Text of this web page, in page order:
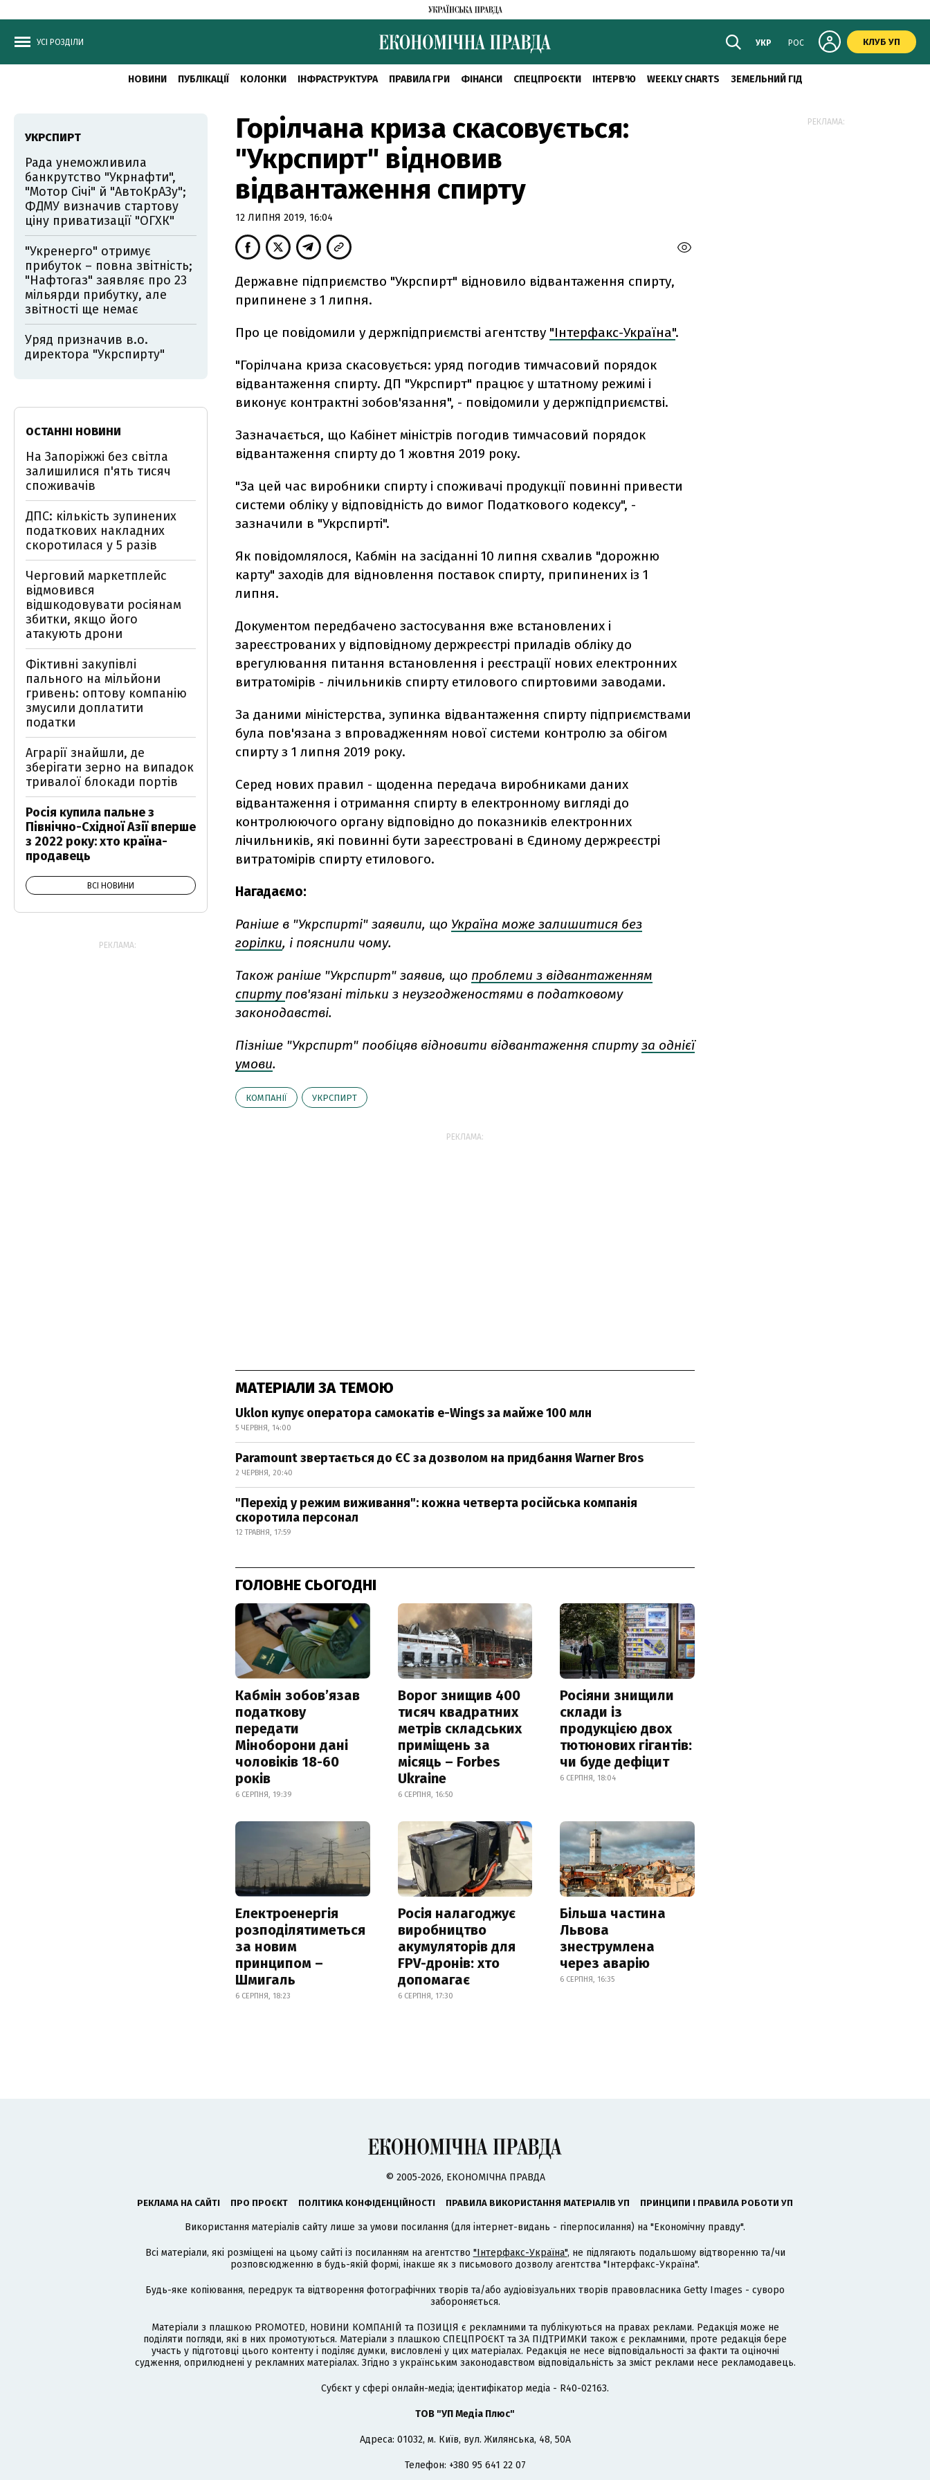
УСІ РОЗДІЛИ УКР РОС КЛУБ УП
НОВИНИ ПУБЛІКАЦІЇ КОЛОНКИ ІНФРАСТРУКТУРА ПРАВИЛА ГРИ ФІНАНСИ СПЕЦПРОЄКТИ ІНТЕРВ'Ю WEEKLY CHARTS ЗЕМЕЛЬНИЙ ГІД
Горілчана криза скасовується:
"Укрспирт" відновив
відвантаження спирту
12 ЛИПНЯ 2019, 16:04
Державне підприємство "Укрспирт" відновило відвантаження спирту,
припинене з 1 липня.
Про це повідомили у держпідприємстві агентству "Інтерфакс-Україна".
"Горілчана криза скасовується: уряд погодив тимчасовий порядок
відвантаження спирту. ДП "Укрспирт" працює у штатному режимі і
виконує контрактні зобов'язання", - повідомили у держпідприємстві.
Зазначається, що Кабінет міністрів погодив тимчасовий порядок
відвантаження спирту до 1 жовтня 2019 року.
"За цей час виробники спирту і споживачі продукції повинні привести
системи обліку у відповідність до вимог Податкового кодексу", -
зазначили в "Укрспирті".
Як повідомлялося, Кабмін на засіданні 10 липня схвалив "дорожню
карту" заходів для відновлення поставок спирту, припинених із 1
липня.
Документом передбачено застосування вже встановлених і
зареєстрованих у відповідному держреєстрі приладів обліку до
врегулювання питання встановлення і реєстрації нових електронних
витратомірів - лічильників спирту етилового спиртовими заводами.
За даними міністерства, зупинка відвантаження спирту підприємствами
була пов'язана з впровадженням нової системи контролю за обігом
спирту з 1 липня 2019 року.
Серед нових правил - щоденна передача виробниками даних
відвантаження і отримання спирту в електронному вигляді до
контролюючого органу відповідно до показників електронних
лічильників, які повинні бути зареєстровані в Єдиному держреєстрі
витратомірів спирту етилового.
Нагадаємо:
Раніше в "Укрспирті" заявили, що Україна може залишитися без
горілки, і пояснили чому.
Також раніше "Укрспирт" заявив, що проблеми з відвантаженням
спирту пов'язані тільки з неузгодженостями в податковому
законодавстві.
Пізніше "Укрспирт" пообіцяв відновити відвантаження спиртуза однієї
умови.
КОМПАНІЇ УКРСПИРТ
РЕКЛАМА:
МАТЕРІАЛИ ЗА ТЕМОЮ
Uklon купує оператора самокатів e-Wings за майже 100 млн
5 ЧЕРВНЯ, 14:00
Paramount звертається до ЄС за дозволом на придбання Warner Bros
2 ЧЕРВНЯ, 20:40
"Перехід у режим виживання": кожна четверта російська компанія
скоротила персонал
12 ТРАВНЯ, 17:59
ГОЛОВНЕ СЬОГОДНІ
Кабмін зобовʼязав
податкову
передати
Міноборони дані
чоловіків 18-60
років
6 СЕРПНЯ, 19:39
Ворог знищив 400
тисяч квадратних
метрів складських
приміщень за
місяць – Forbes
Ukraine
6 СЕРПНЯ, 16:50
Росіяни знищили
склади із
продукцією двох
тютюнових гігантів:
чи буде дефіцит
6 СЕРПНЯ, 18:04
Електроенергія
розподілятиметься
за новим
принципом –
Шмигаль
6 СЕРПНЯ, 18:23
Росія налагоджує
виробництво
акумуляторів для
FPV-дронів: хто
допомагає
6 СЕРПНЯ, 17:30
Більша частина
Львова
знеструмлена
через аварію
6 СЕРПНЯ, 16:35
УКРСПИРТ
Рада унеможливила
банкрутство "Укрнафти",
"Мотор Січі" й "АвтоКрАЗу";
ФДМУ визначив стартову
ціну приватизації "ОГХК"
"Укренерго" отримує
прибуток – повна звітність;
"Нафтогаз" заявляє про 23
мільярди прибутку, але
звітності ще немає
Уряд призначив в.о.
директора "Укрспирту"
ОСТАННІ НОВИНИ
На Запоріжжі без світла
залишилися п'ять тисяч
споживачів
ДПС: кількість зупинених
податкових накладних
скоротилася у 5 разів
Черговий маркетплейс
відмовився
відшкодовувати росіянам
збитки, якщо його
атакують дрони
Фіктивні закупівлі
пального на мільйони
гривень: оптову компанію
змусили доплатити
податки
Аграрії знайшли, де
зберігати зерно на випадок
тривалої блокади портів
Росія купила пальне з
Північно-Східної Азії вперше
з 2022 року: хто країна-
продавець
ВСІ НОВИНИ
РЕКЛАМА:
РЕКЛАМА:
© 2005-2026, ЕКОНОМІЧНА ПРАВДА
РЕКЛАМА НА САЙТІ ПРО ПРОЄКТ ПОЛІТИКА КОНФІДЕНЦІЙНОСТІ ПРАВИЛА ВИКОРИСТАННЯ МАТЕРІАЛІВ УП ПРИНЦИПИ І ПРАВИЛА РОБОТИ УП
Використання матеріалів сайту лише за умови посилання (для інтернет-видань - гіперпосилання) на "Економічну правду".
Всі матеріали, які розміщені на цьому сайті із посиланням на агентство "Інтерфакс-Україна", не підлягають подальшому відтворенню та/чи
розповсюдженню в будь-якій формі, інакше як з письмового дозволу агентства "Інтерфакс-Україна".
Будь-яке копіювання, передрук та відтворення фотографічних творів та/або аудіовізуальних творів правовласника Getty Images - суворо
забороняється.
Матеріали з плашкою PROMOTED, НОВИНИ КОМПАНІЙ та ПОЗИЦІЯ є рекламними та публікуються на правах реклами. Редакція може не
поділяти погляди, які в них промотуються. Матеріали з плашкою СПЕЦПРОЄКТ та ЗА ПІДТРИМКИ також є рекламними, проте редакція бере
участь у підготовці цього контенту і поділяє думки, висловлені у цих матеріалах. Редакція не несе відповідальності за факти та оціночні
судження, оприлюднені у рекламних матеріалах. Згідно з українським законодавством відповідальність за зміст реклами несе рекламодавець.
Cубєкт у сфері онлайн-медіа; ідентифікатор медіа - R40-02163.
ТОВ "УП Медіа Плюс"
Адреса: 01032, м. Київ, вул. Жилянська, 48, 50А
Телефон: +380 95 641 22 07